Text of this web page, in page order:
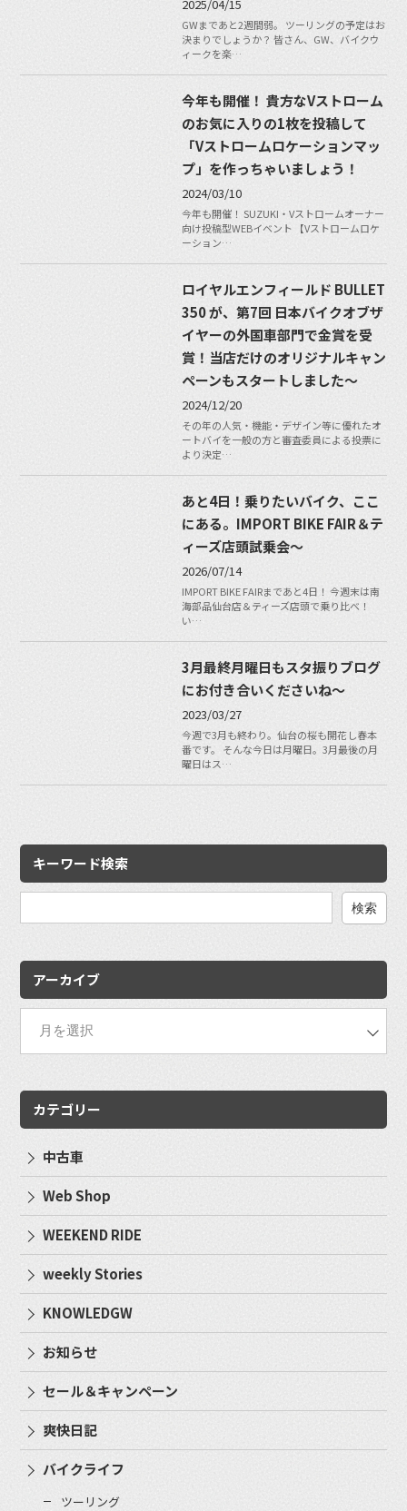
2025/04/15
GWまであと2週間弱。 ツーリングの予定はお
決まりでしょうか？ 皆さん、GW、バイクウ
ィークを楽…
今年も開催！ 貴方なVストローム
のお気に入りの1枚を投稿して
「Vストロームロケーションマッ
プ」を作っちゃいましょう！
2024/03/10
今年も開催！ SUZUKI・Vストロームオーナー
向け投稿型WEBイベント 【Vストロームロケ
ーション…
ロイヤルエンフィールド BULLET
350 が、第7回 日本バイクオブザ
イヤーの外国車部門で金賞を受
賞！当店だけのオリジナルキャン
ペーンもスタートしました〜
2024/12/20
その年の人気・機能・デザイン等に優れたオ
ートバイを一般の方と審査委員による投票に
より決定…
あと4日！乗りたいバイク、ここ
にある。IMPORT BIKE FAIR＆テ
ィーズ店頭試乗会～
2026/07/14
IMPORT BIKE FAIRまであと4日！ 今週末は南
海部品仙台店＆ティーズ店頭で乗り比べ！
い…
3月最終月曜日もスタ振りブログ
にお付き合いくださいね〜
2023/03/27
今週で3月も終わり。仙台の桜も開花し春本
番です。 そんな今日は月曜日。3月最後の月
曜日はス…
キーワード検索
アーカイブ
カテゴリー
中古車
Web Shop
WEEKEND RIDE
weekly Stories
KNOWLEDGW
お知らせ
セール＆キャンペーン
爽快日記
バイクライフ
ツーリング